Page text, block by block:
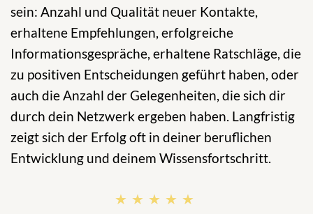
sein: Anzahl und Qualität neuer Kontakte,
erhaltene Empfehlungen, erfolgreiche
Informationsgespräche, erhaltene Ratschläge, die
zu positiven Entscheidungen geführt haben, oder
auch die Anzahl der Gelegenheiten, die sich dir
durch dein Netzwerk ergeben haben. Langfristig
zeigt sich der Erfolg oft in deiner beruflichen
Entwicklung und deinem Wissensfortschritt.
★★★★★
★★★★★